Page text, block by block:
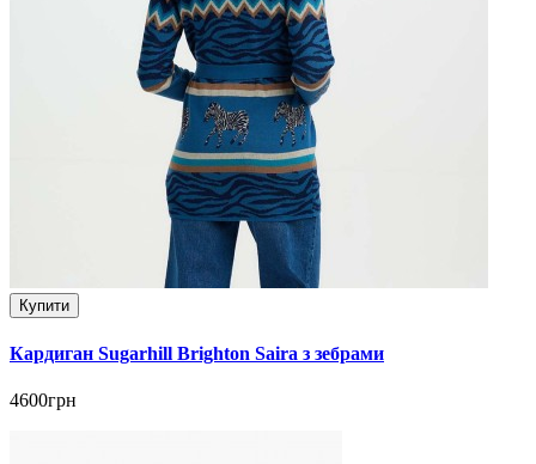
Купити
Кардиган Sugarhill Brighton Saira з зебрами
4600грн